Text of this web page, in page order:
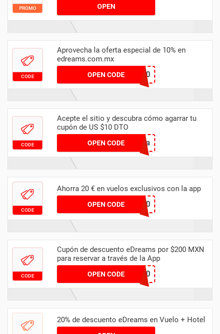
PROMO OPEN
CODE
Aprovecha la oferta especial de 10% en
edreams.com.mx
OPEN CODE APP10
CODE
Acepte el sitio y descubra cómo agarrar tu
cupón de US $10 DTO
OPEN CODEEnLaPagina
CODE
Ahorra 20 € en vuelos exclusivos con la app
OPEN CODEMOD20
CODE
Cupón de descuento eDreams por $200 MXN
para reservar a través de la App
OPEN CODEAPP200
20% de descuento eDreams en Vuelo + Hotel